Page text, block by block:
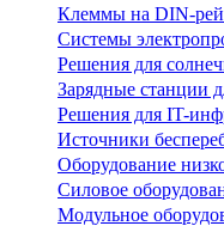
Клеммы на DIN-
Системы
Решения для
Зарядные станции
Решения для IT-
Источники
Оборудование
Силовое
Модульное